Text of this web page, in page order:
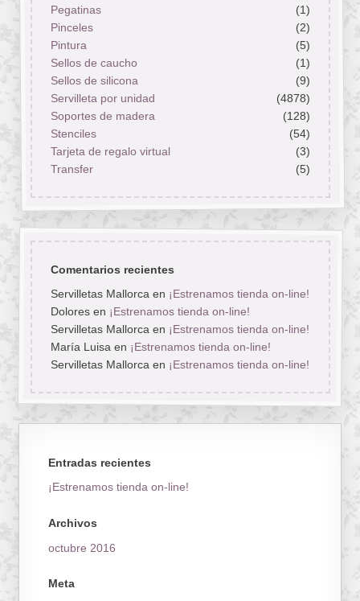
Pegatinas
(1)
Pinceles
(2)
Pintura
(5)
Sellos de caucho
(1)
Sellos de silicona
(9)
Servilleta por unidad
(4878)
Soportes de madera
(128)
Stenciles
(54)
Tarjeta de regalo virtual
(3)
Transfer
(5)
Comentarios recientes
Servilletas Mallorca en ¡Estrenamos tienda on-line!
Doloresen ¡Estrenamos tienda on-line!
Servilletas Mallorca en ¡Estrenamos tienda on-line!
María Luisa en ¡Estrenamos tienda on-line!
Servilletas Mallorca en ¡Estrenamos tienda on-line!
Entradas recientes
¡Estrenamos tienda on-line!
Archivos
octubre 2016
Meta